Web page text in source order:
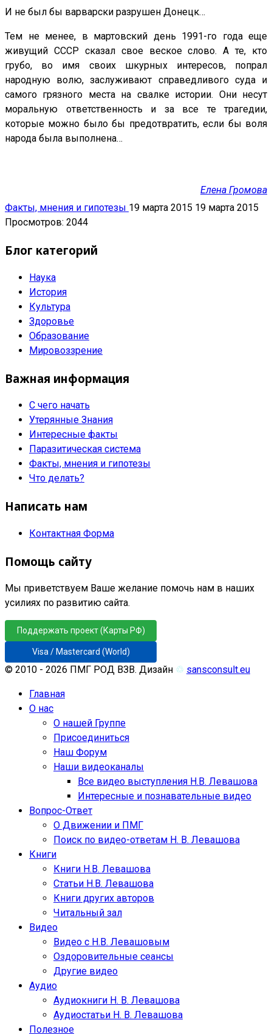
И не был бы варварски разрушен Донецк…
Тем не менее, в мартовский день 1991-го года еще
живущий СССР сказал свое веское слово. А те, кто
грубо, во имя своих шкурных интересов, попрал
народную волю, заслуживают справедливого суда и
самого грязного места на свалке истории. Они несут
моральную ответственность и за все те трагедии,
которые можно было бы предотвратить, если бы воля
народа была выполнена…
Елена Громова
Факты, мнения и гипотезы 19 марта 2015 19 марта 2015
Просмотров: 2044
Блог категорий
Наука
История
Культура
Здоровье
Образование
Мировоззрение
Важная информация
С чего начать
Утерянные Знания
Интересные факты
Паразитическая система
Факты, мнения и гипотезы
Что делать?
Написать нам
Контактная Форма
Помощь сайту
Мы приветствуем Ваше желание помочь нам в наших
усилиях по развитию сайта.
Поддержать проект (Карты РФ)
Visa / Mastercard (World)
© 2010 - 2026 ПМГ РОД ВЗВ. Дизайн ♲ sansconsult.eu
Главная
О нас
О нашей Группе
Присоединиться
Наш Форум
Наши видеоканалы
Все видео выступления Н.В. Левашова
Интересные и познавательные видео
Вопрос-Ответ
О Движении и ПМГ
Поиск по видео-ответам Н. В. Левашова
Книги
Книги Н.В. Левашова
Статьи Н.В. Левашова
Книги других авторов
Читальный зал
Видео
Видео с Н.В. Левашовым
Оздоровительные сеансы
Другие видео
Аудио
Аудиокниги Н. В. Левашова
Аудиостатьи Н. В. Левашова
Полезное